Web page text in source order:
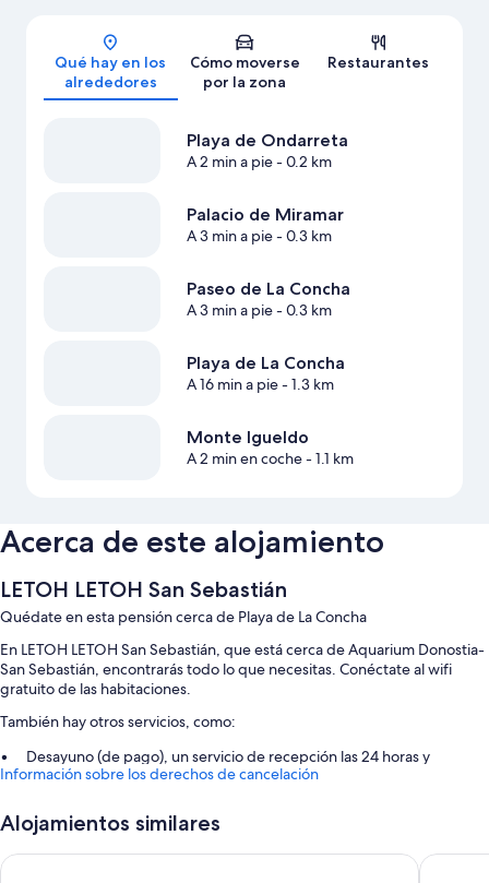
Mapa
Qué hay en los
alrededores
Cómo moverse
por la zona
Restaurantes
Playa de Ondarreta
A 2 min a pie- 0.2 km
Palacio de Miramar
A 3 min a pie- 0.3 km
Paseo de La Concha
A 3 min a pie- 0.3 km
Playa de La Concha
A 16 min a pie- 1.3 km
Monte Igueldo
A 2 min en coche- 1.1 km
Acerca de este alojamiento
LETOH LETOH San Sebastián
Quédate en esta pensión cerca de Playa de La Concha
En LETOH LETOH San Sebastián, que está cerca de Aquarium Donostia-
San Sebastián, encontrarás todo lo que necesitas. Conéctate al wifi
gratuito de las habitaciones.
También hay otros servicios, como:
Desayuno (de pago), un servicio de recepción las 24 horas y
espacios sin humos
caja fuerte en recepción
Características de la habitación
Información sobre los derechos de cancelación
Alojamientos similares
The Social Hub San Sebastián